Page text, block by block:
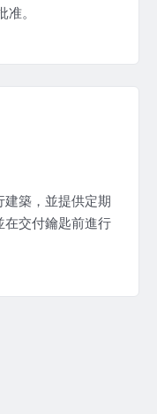
。
築，並提供定期
在交付鑰匙前進行